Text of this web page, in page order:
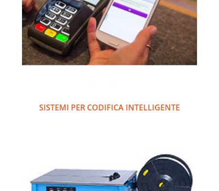
SISTEMI PER CODIFICA INTELLIGENTE